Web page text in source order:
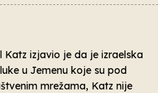
izjavio je da je izraelska
u Jemenu koje su pod
mrežama, Katz nije